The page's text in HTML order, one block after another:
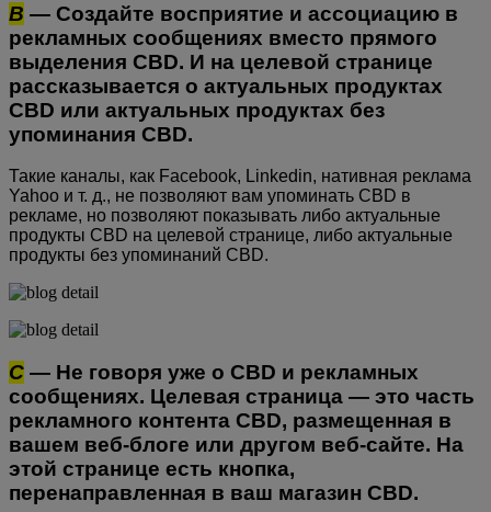
B — Создайте восприятие и ассоциацию в
рекламных сообщениях вместо прямого
выделения CBD. И на целевой странице
рассказывается о актуальных продуктах
CBD или актуальных продуктах без
упоминания CBD.
Такие каналы, как Facebook, Linkedin, нативная реклама
Yahoo и т. д., не позволяют вам упоминать CBD в
рекламе, но позволяют показывать либо актуальные
продукты CBD на целевой странице, либо актуальные
продукты без упоминаний CBD.
C — Не говоря уже о CBD и рекламных
сообщениях. Целевая страница — это часть
рекламного контента CBD, размещенная в
вашем веб-блоге или другом веб-сайте. На
этой странице есть кнопка,
перенаправленная в ваш магазин CBD.